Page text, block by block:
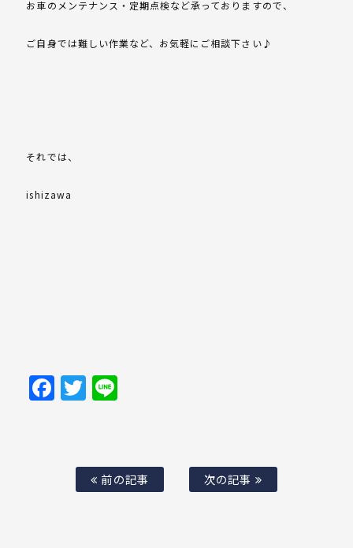
お車のメンテナンス・定期点検など承っておりますので、
ご自身では難しい作業など、お気軽にご相談下さい♪
それでは、
ishizawa
Facebook
Twitter
前の記事 次の記事